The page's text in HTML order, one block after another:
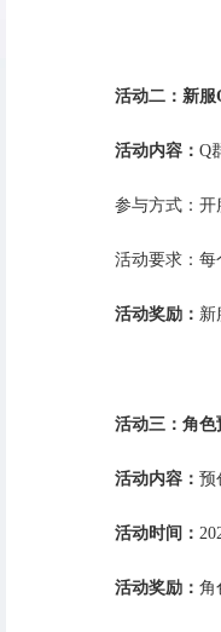
活动二：新服
活动内容： Q
参与方式：
活动要求：
活动奖励： 新
活动三：角色
活动内容： 预
活动时间：
活动奖励： 角